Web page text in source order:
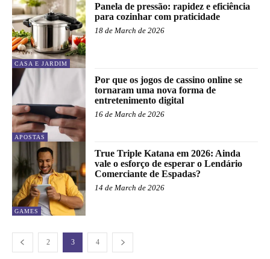
CASA E JARDIM
Panela de pressão: rapidez e eficiência
para cozinhar com praticidade
18 de March de 2026
APOSTAS
Por que os jogos de cassino online se
tornaram uma nova forma de
entretenimento digital
16 de March de 2026
GAMES
True Triple Katana em 2026: Ainda
vale o esforço de esperar o Lendário
Comerciante de Espadas?
14 de March de 2026
2 3 4